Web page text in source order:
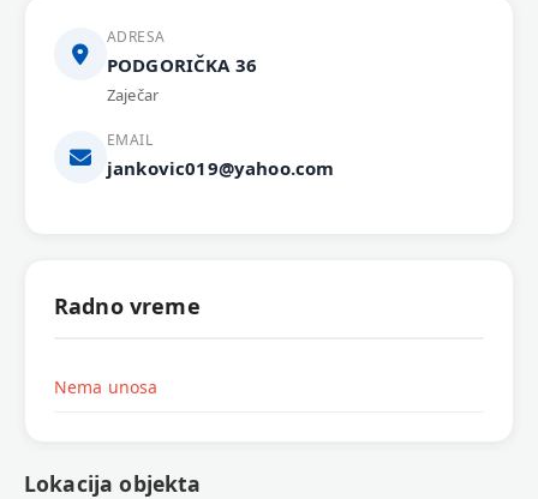
ADRESA
PODGORIČKA 36
Zaječar
EMAIL
jankovic019@yahoo.com
Radno vreme
Nema unosa
Lokacija objekta